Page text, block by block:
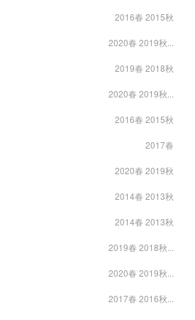
2016春 2015秋
2020春 2019秋...
2019春 2018秋
2020春 2019秋...
2016春 2015秋
2017春
2020春 2019秋
2014春 2013秋
2014春 2013秋
2019春 2018秋...
2020春 2019秋...
2017春 2016秋...